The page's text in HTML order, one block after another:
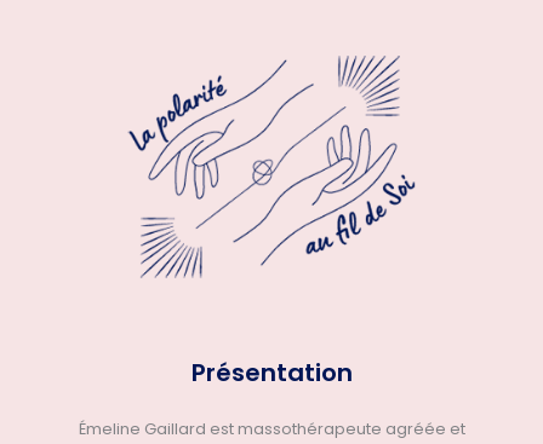
Présentation
Émeline Gaillard est massothérapeute agréée et